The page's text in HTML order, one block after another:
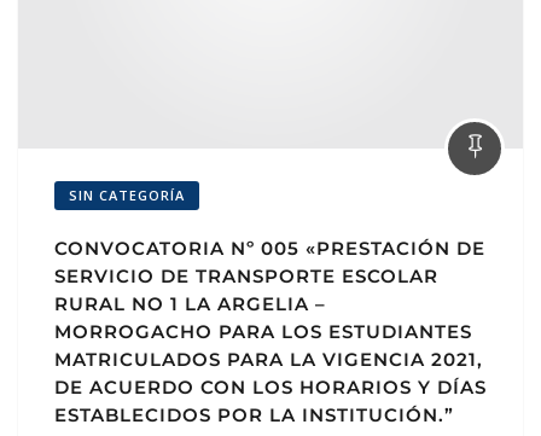
SIN CATEGORÍA
CONVOCATORIA Nº 005 «PRESTACIÓN DE
SERVICIO DE TRANSPORTE ESCOLAR
RURAL NO 1 LA ARGELIA –
MORROGACHO PARA LOS ESTUDIANTES
MATRICULADOS PARA LA VIGENCIA 2021,
DE ACUERDO CON LOS HORARIOS Y DÍAS
ESTABLECIDOS POR LA INSTITUCIÓN.”